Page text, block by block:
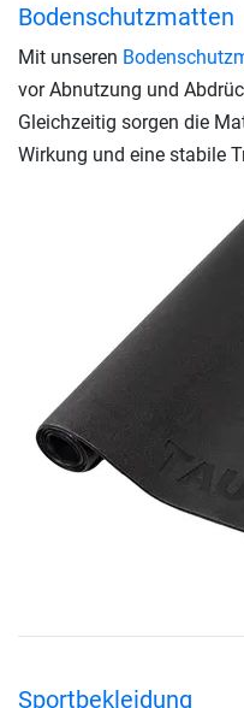
Bodenschutzmatten
Mit unseren
vor Abnutzung und
Gleichzeitig sorgen die
Wirkung und eine stabile
Sportbekleidung